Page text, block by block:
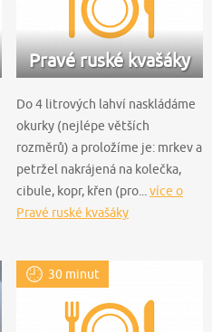
Pravé ruské kvašáky
Do 4 litrových lahví naskládáme
okurky (nejlépe větších
rozměrů) a proložíme je: mrkev a
petržel nakrájená na kolečka,
cibule, kopr, křen (pro... více o
Pravé ruské kvašáky
30 minut